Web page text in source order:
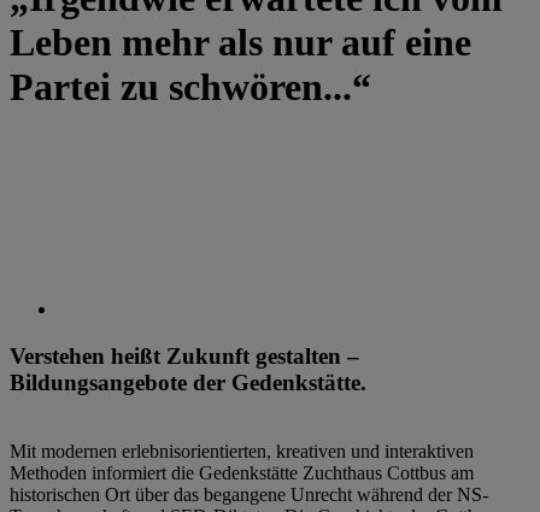
Leben mehr als nur auf eine
Partei zu schwören...“
Verstehen heißt Zukunft gestalten –
Bildungsangebote der Gedenkstätte.
Mit modernen erlebnisorientierten, kreativen und interaktiven
Methoden informiert die Gedenkstätte Zuchthaus Cottbus am
historischen Ort über das begangene Unrecht während der NS-